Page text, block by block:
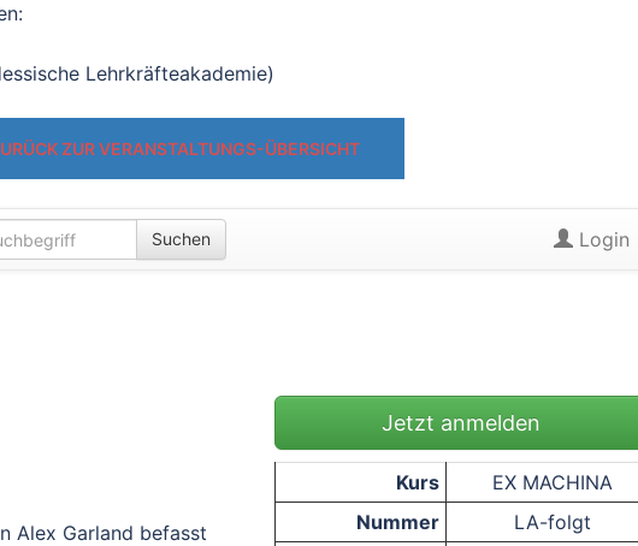
Lehrkräfteakademie)
ZUR VERANSTALTUNGS-ÜBERSICHT
Suchen Login
Alex Garland befasst
Jetzt anmelden
Kurs
EX MACHINA
Nummer
LA-folgt